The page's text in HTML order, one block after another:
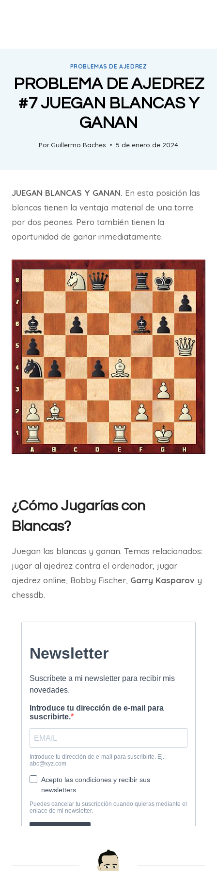
PROBLEMAS DE AJEDREZ
PROBLEMA DE AJEDREZ
#7 JUEGAN BLANCAS Y
GANAN
PorGuillermo Baches 5 de enero de 2024
JUEGAN BLANCAS Y GANAN. En esta posición las
blancas tienen la ventaja material de una torre
por dos peones. Pero también tienen la
oportunidad de ganar inmediatamente.
¿Cómo Jugarías con
Blancas?
Juegan las blancas y ganan. Temas relacionados:
jugar al ajedrez contra el ordenador, jugar
ajedrez online, Bobby Fischer, Garry Kasparov y
chessdb.